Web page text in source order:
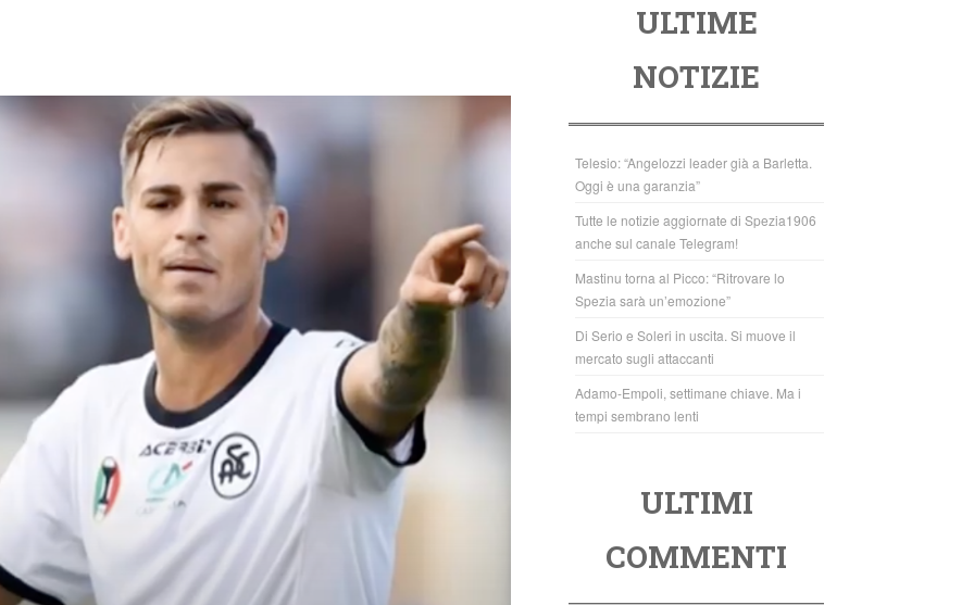
o
o
k
tt
er
at
s
A
p
p
ULTIME
NOTIZIE
Telesio: “Angelozzi leader già a Barletta.
Oggi è una garanzia”
Tutte le notizie aggiornate di Spezia1906
anche sul canale Telegram!
Mastinu torna al Picco: “Ritrovare lo
Spezia sarà un’emozione”
Di Serio e Soleri in uscita. Si muove il
mercato sugli attaccanti
Adamo-Empoli, settimane chiave. Ma i
tempi sembrano lenti
ULTIMI
COMMENTI